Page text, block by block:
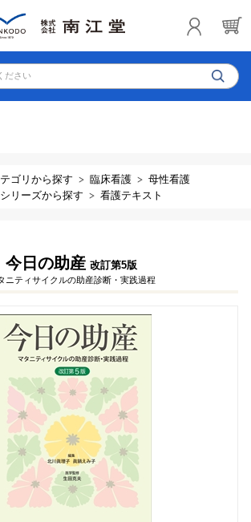
ださい
ゴリから探す 臨床看護
母性看護
シリーズから探す 看護テキスト
今日の助産 改訂第5版
ニティサイクルの助産診断・実践過程